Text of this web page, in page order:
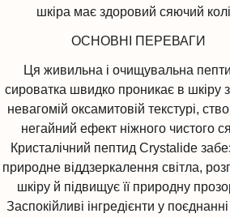
шкіра має здоровий сяючий
ОСНОВНІ ПЕРЕВАГИ
Ця живильна і очищувальна
сироватка швидко проникає в шкіру
невагомій оксамитовій текстурі,
негайний ефект ніжного чистого
Кристалічний пептид Crystalide
природне віддзеркалення світла,
шкіру й підвищує її природну
Заспокійливі інгредієнти у